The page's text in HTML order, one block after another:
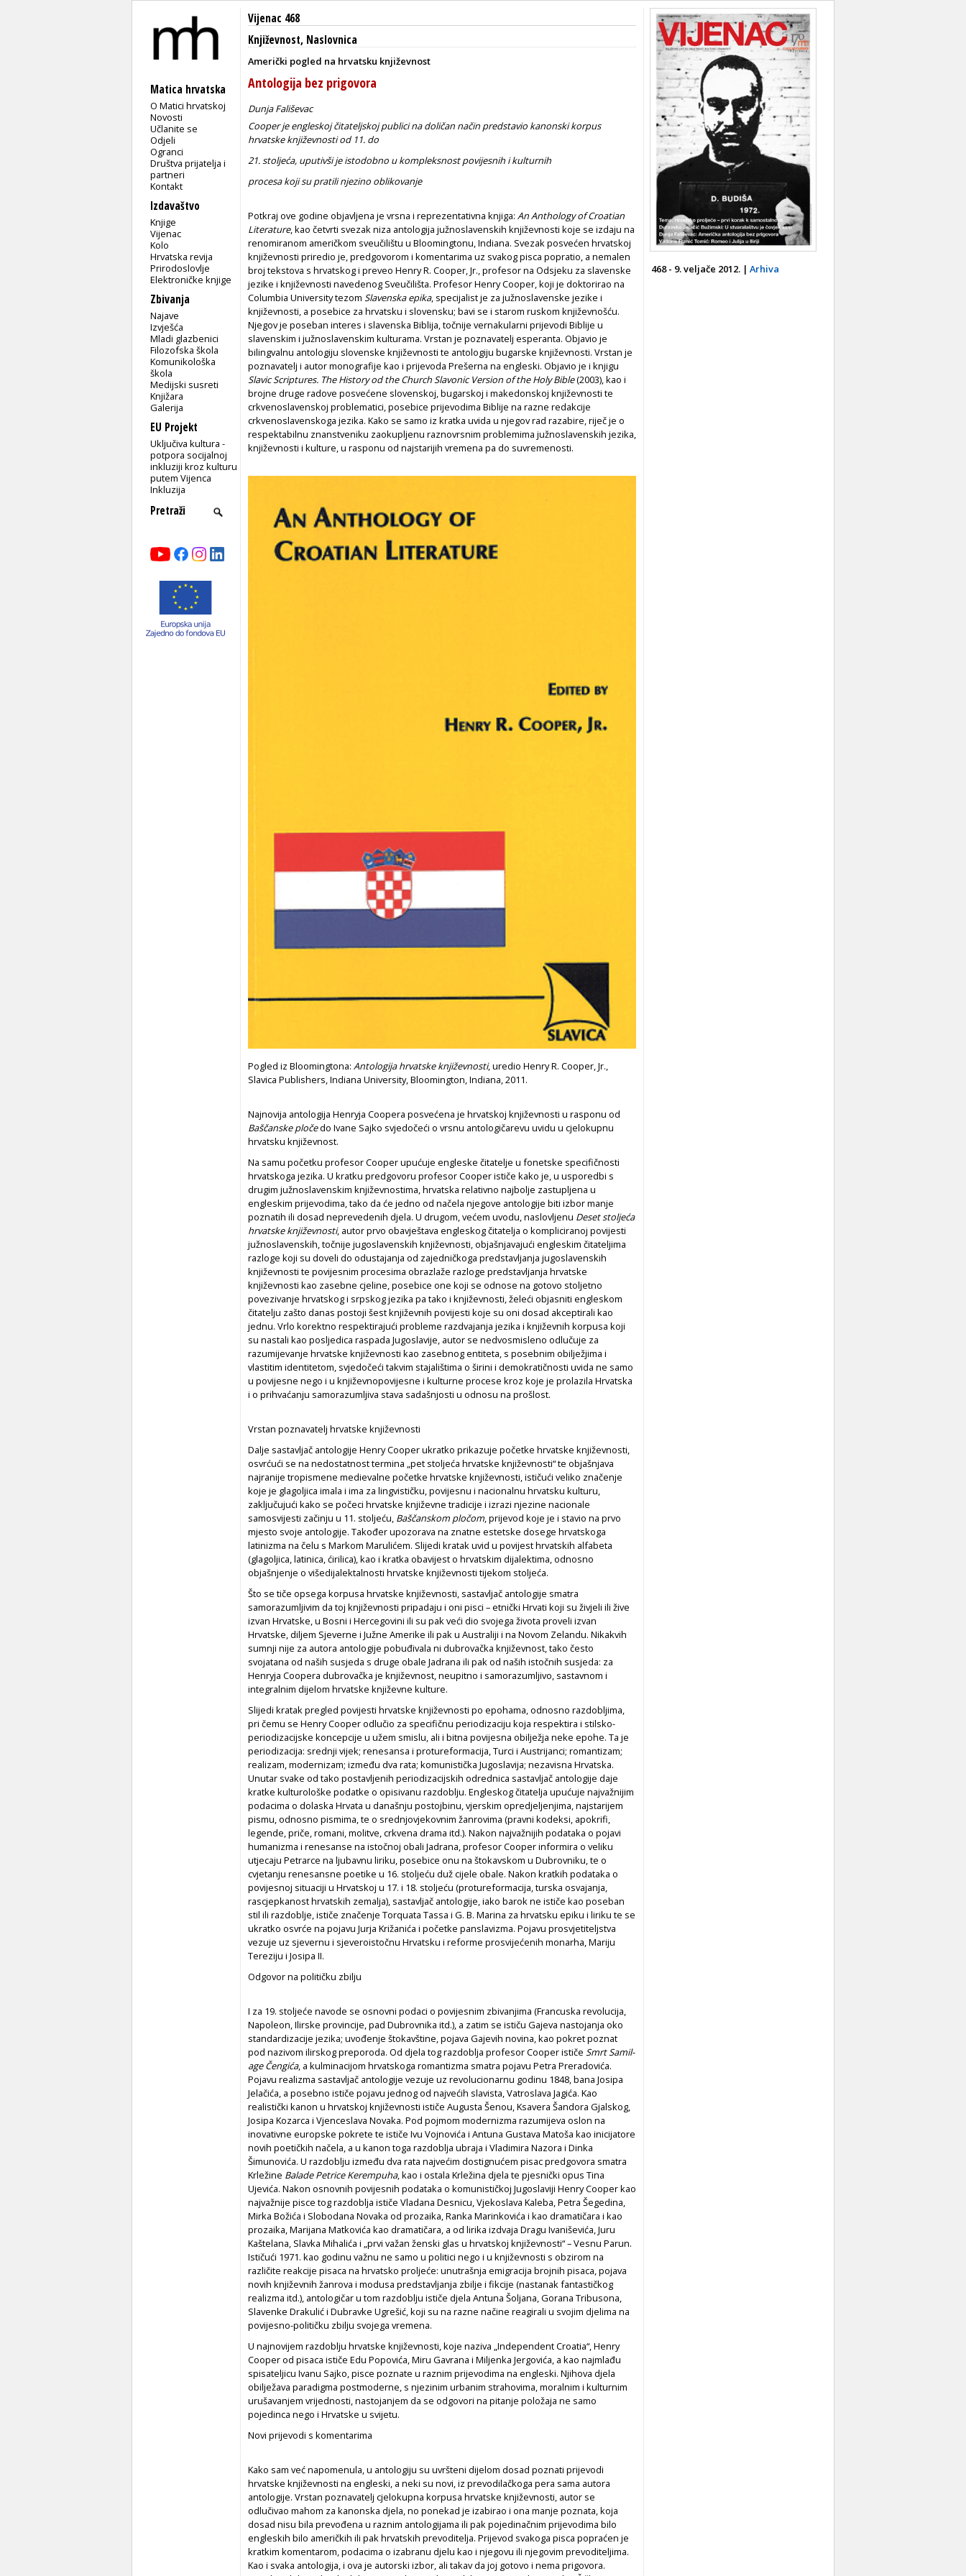
Matica hrvatska
O Matici hrvatskoj
Novosti
Učlanite se
Odjeli
Ogranci
Društva prijatelja i
partneri
Kontakt
Izdavaštvo
Knjige
Vijenac
Kolo
Hrvatska revija
Prirodoslovlje
Elektroničke knjige
Zbivanja
Najave
Izvješća
Mladi glazbenici
Filozofska škola
Komunikološka
škola
Medijski susreti
Knjižara
Galerija
EU Projekt
Uključiva kultura -
potpora socijalnoj
inkluziji kroz kulturu
putem Vijenca
Inkluzija
Vijenac 468
Književnost, Naslovnica
Američki pogled na hrvatsku književnost
Antologija bez prigovora
Dunja Fališevac
Cooper je engleskoj čitateljskoj publici na doličan način predstavio kanonski korpus
hrvatske književnosti od 11. do
21. stoljeća, uputivši je istodobno u kompleksnost povijesnih i kulturnih
procesa koji su pratili njezino oblikovanje
Potkraj ove godine objavljena je vrsna i reprezentativna knjiga: An Anthology of Croatian
Literature, kao četvrti svezak niza antologija južnoslavenskih književnosti koje se izdaju na
renomiranom američkom sveučilištu u Bloomingtonu, Indiana. Svezak posvećen hrvatskoj
književnosti priredio je, predgovorom i komentarima uz svakog pisca popratio, a nemalen
broj tekstova s hrvatskog i preveo Henry R. Cooper, Jr., profesor na Odsjeku za slavenske
jezike i književnosti navedenog Sveučilišta. Profesor Henry Cooper, koji je doktorirao na
Columbia University tezom Slavenska epika, specijalist je za južnoslavenske jezike i
književnosti, a posebice za hrvatsku i slovensku; bavi se i starom ruskom književnošću.
Njegov je poseban interes i slavenska Biblija, točnije vernakularni prijevodi Biblije u
slavenskim i južnoslavenskim kulturama. Vrstan je poznavatelj esperanta. Objavio je
bilingvalnu antologiju slovenske književnosti te antologiju bugarske književnosti. Vrstan je
poznavatelj i autor monografije kao i prijevoda Prešerna na engleski. Objavio je i knjigu
Slavic Scriptures. The History od the Church Slavonic Version of the Holy Bible(2003), kao i
brojne druge radove posvećene slovenskoj, bugarskoj i makedonskoj književnosti te
crkvenoslavenskoj problematici, posebice prijevodima Biblije na razne redakcije
crkvenoslavenskoga jezika. Kako se samo iz kratka uvida u njegov rad razabire, riječ je o
respektabilnu znanstveniku zaokupljenu raznovrsnim problemima južnoslavenskih jezika,
književnosti i kulture, u rasponu od najstarijih vremena pa do suvremenosti.
Pogled iz Bloomingtona: Antologija hrvatske književnosti, uredio Henry R. Cooper, Jr.,
Slavica Publishers, Indiana University, Bloomington, Indiana, 2011.
Najnovija antologija Henryja Coopera posvećena je hrvatskoj književnosti u rasponu od
Baščanske pločedo Ivane Sajko svjedočeći o vrsnu antologičarevu uvidu u cjelokupnu
hrvatsku književnost.
Na samu početku profesor Cooper upućuje engleske čitatelje u fonetske specifičnosti
hrvatskoga jezika. U kratku predgovoru profesor Cooper ističe kako je, u usporedbi s
drugim južnoslavenskim književnostima, hrvatska relativno najbolje zastupljena u
engleskim prijevodima, tako da će jedno od načela njegove antologije biti izbor manje
poznatih ili dosad neprevedenih djela. U drugom, većem uvodu, naslovljenu Deset stoljeća
hrvatske književnosti, autor prvo obavještava engleskog čitatelja o kompliciranoj povijesti
južnoslavenskih, točnije jugoslavenskih književnosti, objašnjavajući engleskim čitateljima
razloge koji su doveli do odustajanja od zajedničkoga predstavljanja jugoslavenskih
književnosti te povijesnim procesima obrazlaže razloge predstavljanja hrvatske
književnosti kao zasebne cjeline, posebice one koji se odnose na gotovo stoljetno
povezivanje hrvatskog i srpskog jezika pa tako i književnosti, želeći objasniti engleskom
čitatelju zašto danas postoji šest književnih povijesti koje su oni dosad akceptirali kao
jednu. Vrlo korektno respektirajući probleme razdvajanja jezika i književnih korpusa koji
su nastali kao posljedica raspada Jugoslavije, autor se nedvosmisleno odlučuje za
razumijevanje hrvatske književnosti kao zasebnog entiteta, s posebnim obilježjima i
vlastitim identitetom, svjedočeći takvim stajalištima o širini i demokratičnosti uvida ne samo
u povijesne nego i u književnopovijesne i kulturne procese kroz koje je prolazila Hrvatska
i o prihvaćanju samorazumljiva stava sadašnjosti u odnosu na prošlost.
Vrstan poznavatelj hrvatske književnosti
Dalje sastavljač antologije Henry Cooper ukratko prikazuje početke hrvatske književnosti,
osvrćući se na nedostatnost termina „pet stoljeća hrvatske književnosti“ te objašnjava
najranije tropismene medievalne početke hrvatske književnosti, ističući veliko značenje
koje je glagoljica imala i ima za lingvističku, povijesnu i nacionalnu hrvatsku kulturu,
zaključujući kako se počeci hrvatske književne tradicije i izrazi njezine nacionale
samosvijesti začinju u 11. stoljeću, Baščanskom pločom, prijevod koje je i stavio na prvo
mjesto svoje antologije. Također upozorava na znatne estetske dosege hrvatskoga
latinizma na čelu s Markom Marulićem. Slijedi kratak uvid u povijest hrvatskih alfabeta
(glagoljica, latinica, ćirilica), kao i kratka obavijest o hrvatskim dijalektima, odnosno
objašnjenje o višedijalektalnosti hrvatske književnosti tijekom stoljeća.
Što se tiče opsega korpusa hrvatske književnosti, sastavljač antologije smatra
samorazumljivim da toj književnosti pripadaju i oni pisci – etnički Hrvati koji su živjeli ili žive
izvan Hrvatske, u Bosni i Hercegovini ili su pak veći dio svojega života proveli izvan
Hrvatske, diljem Sjeverne i Južne Amerike ili pak u Australiji i na Novom Zelandu. Nikakvih
sumnji nije za autora antologije pobuđivala ni dubrovačka književnost, tako često
svojatana od naših susjeda s druge obale Jadrana ili pak od naših istočnih susjeda: za
Henryja Coopera dubrovačka je književnost, neupitno i samorazumljivo, sastavnom i
integralnim dijelom hrvatske književne kulture.
Slijedi kratak pregled povijesti hrvatske književnosti po epohama, odnosno razdobljima,
pri čemu se Henry Cooper odlučio za specifičnu periodizaciju koja respektira i stilsko-
periodizacijske koncepcije u užem smislu, ali i bitna povijesna obilježja neke epohe. Ta je
periodizacija: srednji vijek; renesansa i protureformacija, Turci i Austrijanci; romantizam;
realizam, modernizam; između dva rata; komunistička Jugoslavija; nezavisna Hrvatska.
Unutar svake od tako postavljenih periodizacijskih odrednica sastavljač antologije daje
kratke kulturološke podatke o opisivanu razdoblju. Engleskog čitatelja upućuje najvažnijim
podacima o dolaska Hrvata u današnju postojbinu, vjerskim opredjeljenjima, najstarijem
pismu, odnosno pismima, te o srednjovjekovnim žanrovima (pravni kodeksi, apokrifi,
legende, priče, romani, molitve, crkvena drama itd.). Nakon najvažnijih podataka o pojavi
humanizma i renesanse na istočnoj obali Jadrana, profesor Cooper informira o veliku
utjecaju Petrarce na ljubavnu liriku, posebice onu na štokavskom u Dubrovniku, te o
cvjetanju renesansne poetike u 16. stoljeću duž cijele obale. Nakon kratkih podataka o
povijesnoj situaciji u Hrvatskoj u 17. i 18. stoljeću (protureformacija, turska osvajanja,
rascjepkanost hrvatskih zemalja), sastavljač antologije, iako barok ne ističe kao poseban
stil ili razdoblje, ističe značenje Torquata Tassa i G. B. Marina za hrvatsku epiku i liriku te se
ukratko osvrće na pojavu Jurja Križanića i početke panslavizma. Pojavu prosvjetiteljstva
vezuje uz sjevernu i sjeveroistočnu Hrvatsku i reforme prosvijećenih monarha, Mariju
Tereziju i Josipa II.
Odgovor na političku zbilju
I za 19. stoljeće navode se osnovni podaci o povijesnim zbivanjima (Francuska revolucija,
Napoleon, Ilirske provincije, pad Dubrovnika itd.), a zatim se ističu Gajeva nastojanja oko
standardizacije jezika; uvođenje štokavštine, pojava Gajevih novina, kao pokret poznat
pod nazivom ilirskog preporoda. Od djela tog razdoblja profesor Cooper ističe Smrt Samil-
ageČengića, a kulminacijom hrvatskoga romantizma smatra pojavu Petra Preradovića.
Pojavu realizma sastavljač antologije vezuje uz revolucionarnu godinu 1848, bana Josipa
Jelačića, a posebno ističe pojavu jednog od najvećih slavista, Vatroslava Jagića. Kao
realistički kanon u hrvatskoj književnosti ističe Augusta Šenou, Ksavera Šandora Gjalskog,
Josipa Kozarca i Vjenceslava Novaka. Pod pojmom modernizma razumijeva oslon na
inovativne europske pokrete te ističe Ivu Vojnovića i Antuna Gustava Matoša kao inicijatore
novih poetičkih načela, a u kanon toga razdoblja ubraja i Vladimira Nazora i Dinka
Šimunovića. U razdoblju između dva rata najvećim dostignućem pisac predgovora smatra
Krležine Balade Petrice Kerempuha,kao i ostala Krležina djela te pjesnički opus Tina
Ujevića. Nakon osnovnih povijesnih podataka o komunističkoj Jugoslaviji Henry Cooper kao
najvažnije pisce tog razdoblja ističe Vladana Desnicu, Vjekoslava Kaleba, Petra Šegedina,
Mirka Božića i Slobodana Novaka od prozaika, Ranka Marinkovića i kao dramatičara i kao
prozaika, Marijana Matkovića kao dramatičara, a od lirika izdvaja Dragu Ivaniševića, Juru
Kaštelana, Slavka Mihalića i „prvi važan ženski glas u hrvatskoj književnosti“ – Vesnu Parun.
Ističući 1971. kao godinu važnu ne samo u politici nego i u književnosti s obzirom na
različite reakcije pisaca na hrvatsko proljeće: unutrašnja emigracija brojnih pisaca, pojava
novih književnih žanrova i modusa predstavljanja zbilje i fikcije (nastanak fantastičkog
realizma itd.), antologičar u tom razdoblju ističe djela Antuna Šoljana, Gorana Tribusona,
Slavenke Drakulić i Dubravke Ugrešić, koji su na razne načine reagirali u svojim djelima na
povijesno-političku zbilju svojega vremena.
U najnovijem razdoblju hrvatske književnosti, koje naziva „Independent Croatia“, Henry
Cooper od pisaca ističe Edu Popovića, Miru Gavrana i Miljenka Jergovića, a kao najmlađu
spisateljicu Ivanu Sajko, pisce poznate u raznim prijevodima na engleski. Njihova djela
obilježava paradigma postmoderne, s njezinim urbanim strahovima, moralnim i kulturnim
urušavanjem vrijednosti, nastojanjem da se odgovori na pitanje položaja ne samo
pojedinca nego i Hrvatske u svijetu.
Novi prijevodi s komentarima
Kako sam već napomenula, u antologiju su uvršteni dijelom dosad poznati prijevodi
hrvatske književnosti na engleski, a neki su novi, iz prevodilačkoga pera sama autora
antologije. Vrstan poznavatelj cjelokupna korpusa hrvatske književnosti, autor se
odlučivao mahom za kanonska djela, no ponekad je izabirao i ona manje poznata, koja
dosad nisu bila prevođena u raznim antologijama ili pak pojedinačnim prijevodima bilo
engleskih bilo američkih ili pak hrvatskih prevoditelja. Prijevod svakoga pisca popraćen je
kratkim komentarom, podacima o izabranu djelu kao i njegovu ili njegovim prevoditeljima.
Kao i svaka antologija, i ova je autorski izbor, ali takav da joj gotovo i nema prigovora.
468 - 9. veljače 2012. | Arhiva